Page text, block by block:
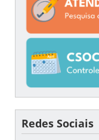
Redes Sociais